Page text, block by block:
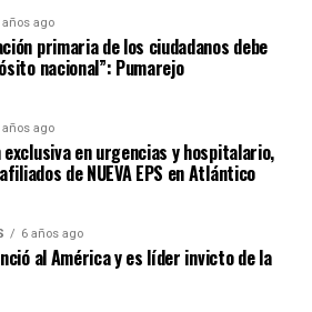
años ago
primaria de los ciudadanos debe
nacional”: Pumarejo
años ago
en urgencias y hospitalario,
de NUEVA EPS en Atlántico
6 años ago
al América y es líder invicto de la